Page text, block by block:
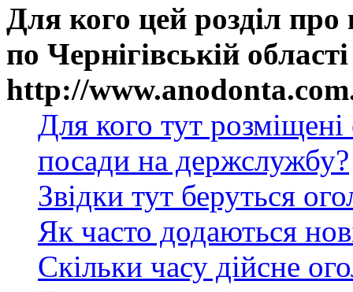
Для кого цей розділ
по Чернігівській
http://
Для кого тут
посади на держслужбу?
Звідки тут беруться
Як часто додаються
Скільки часу дійсне